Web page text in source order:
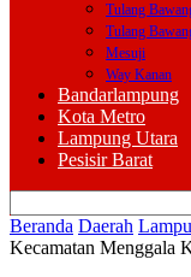
Tulang
Tulang
Mesuji
Way Kanan
Bandarlampung
Kota Metro
Lampung Utara
Pesisir Barat
Beranda Daerah
Kecamatan Menggala